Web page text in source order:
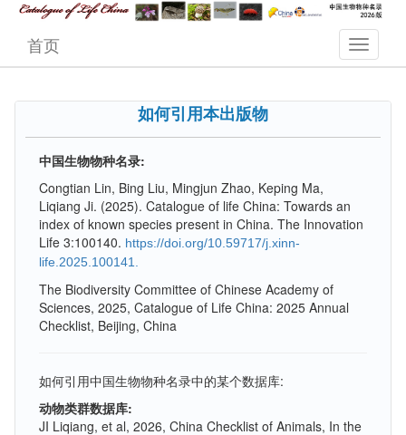
首页
如何引用本出版物
中国生物物种名录:
Congtian Lin, Bing Liu, Mingjun Zhao, Keping Ma,
Liqiang Ji. (2025). Catalogue of life China: Towards an
index of known species present in China. The Innovation
Life 3:100140. https://doi.org/10.59717/j.xinn-
life.2025.100141.
The Biodiversity Committee of Chinese Academy of
Sciences, 2025, Catalogue of Life China: 2025 Annual
Checklist, Beijing, China
如何引用中国生物物种名录中的某个数据库:
动物类群数据库:
JI Liqiang, et al, 2026, China Checklist of Animals, In the